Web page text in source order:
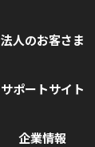
法人のお客さま
サポートサイト
企業情報